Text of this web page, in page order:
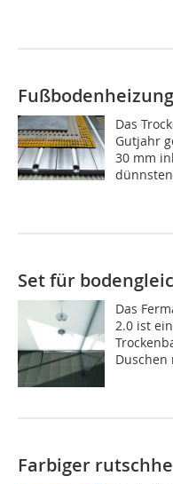
Das
Gutjahr
30 mm
Set für
Das
2.0 ist
Duschen
Farbiger